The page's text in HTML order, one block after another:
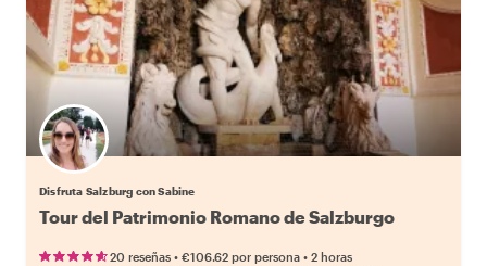
Disfruta Salzburg con Sabine
Tour del Patrimonio Romano de Salzburgo
20 reseñas • €106.62 por persona • 2 horas